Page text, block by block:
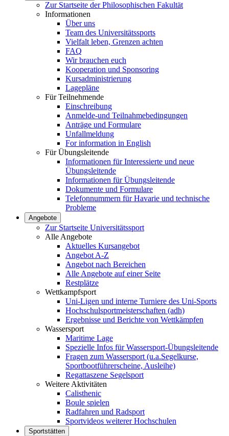
Zur Startseite der Philosophischen Fakultät
Informationen
Über uns
Team des Universitätssports
Vielfalt leben, Grenzen achten
FAQ
Wir brauchen euch
Kooperation und Sponsoring
Kursadministrierung
Lagepläne
Für Teilnehmende
Einschreibung
Anmelde-und Teilnahmebedingungen
Anträge und Formulare
Unfallmeldung
For information in English
Für Übungsleitende
Informationen für Interessierte und neue
Übungsleitende
Informationen für Übungsleitende
Dokumente und Formulare
Telefonnummern für Havarie und technische
Probleme
Angebote
Zur Startseite Universitätssport
Alle Angebote
Aktuelles Kursangebot
Angebot A-Z
Angebot nach Bereichen
Alle Angebote auf einer Seite
Restplätze
Wettkampfsport
Uni-Ligen und interne Turniere des Uni-Sports
Hochschulsportmeisterschaften (adh)
Ergebnisse und Berichte von Wettkämpfen
Wassersport
Maritime Lage
Spezielle Infos für Wassersport-Übungsleitende
Fragen zum Wassersport (u.a.Segelkurse,
Sportbootführerscheine, Ausleihe)
Regattaszene Segelsport
Weitere Aktivitäten
Calisthenic
Boule spielen
Radfahren und Radsport
Sportvideos weiterer Hochschulen
Sportstätten